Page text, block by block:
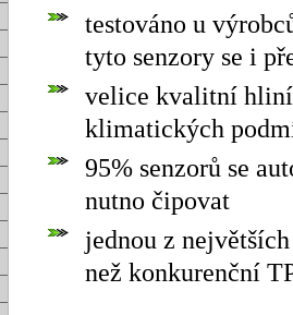
testováno u
tyto senzory se i
velice kvalitní
klimatických
95% senzorů se
nutno čipovat
jednou z
než konkurenční